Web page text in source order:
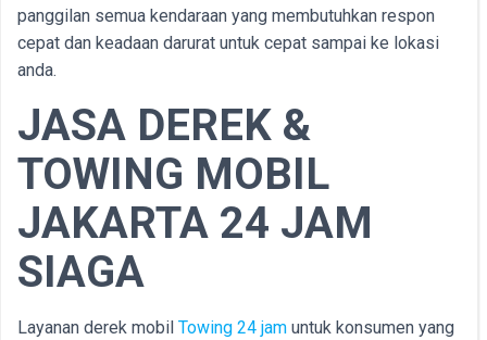
panggilan semua kendaraan yang membutuhkan respon
cepat dan keadaan darurat untuk cepat sampai ke lokasi
anda.
JASA DEREK &
TOWING MOBIL
JAKARTA 24 JAM
SIAGA
Layanan derek mobil Towing 24 jam untuk konsumen yang